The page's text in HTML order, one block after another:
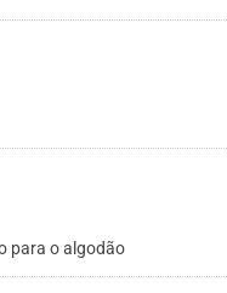
para o algodão